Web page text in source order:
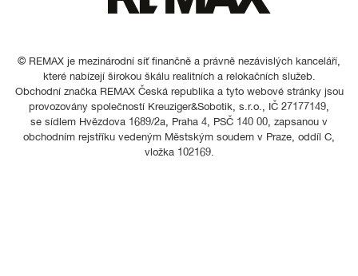
© REMAX je mezinárodní síť finančně a právně nezávislých kanceláří,
které nabízejí širokou škálu realitních a relokačních služeb.
Obchodní značka REMAX Česká republika a tyto webové stránky jsou
provozovány společností Kreuziger&Sobotik, s.r.o., IČ 27177149,
se sídlem Hvězdova 1689/2a, Praha 4, PSČ 140 00, zapsanou v
obchodním rejstříku vedeným Městským soudem v Praze, oddíl C,
vložka 102169.